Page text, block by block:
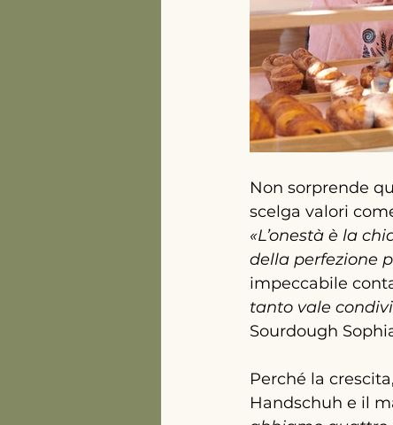
Non sorprende
scelga valori
«L’onestà è la
della perfezione
impeccabile
tanto vale
Sourdough
Perché la
Handschuh e il